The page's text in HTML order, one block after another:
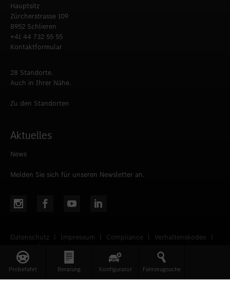
Hauptsitz
Zürcherstrasse 109
8952 Schlieren
+41 44 732 55 55
Kontaktformular
28 Standorte.
Auch in Ihrer Nähe.
Zu den Standorten
Aktuelles
News
Melden Sie sich für unseren Newsletter an.
Datenschutz | Impressum | Compliance | Verhaltenskodex |
| Sitemap
Probefahrt Beratung Konfigurator Fahrzeugsuche